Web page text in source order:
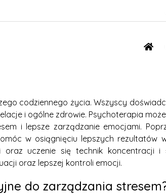
codziennego życia. Wszyscy
i ogólne zdrowie. Psychoterapia
i lepsze zarządzanie emocjami.
w osiągnięciu lepszych rezultatów
uczenie się technik koncentracji
oraz lepszej kontroli emocji.
do zarządzania